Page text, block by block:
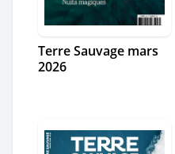
Terre Sauvage mars
2026